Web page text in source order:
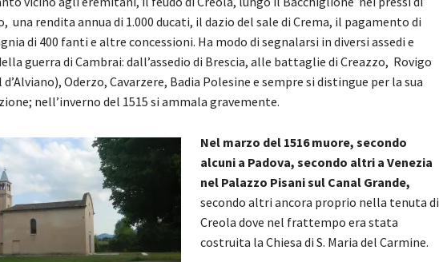
una rendita annua di 1.000 ducati, il dazio del sale di Crema, il pagamento di
di 400 fanti e altre concessioni. Ha modo di segnalarsi in diversi assedi e
guerra di Cambrai: dall’assedio di Brescia, alle battaglie di Creazzo, Rovigo
Oderzo, Cavarzere, Badia Polesine e sempre si distingue per la sua
nell’inverno del 1515 si ammala gravemente.
Nel marzo del 1516 muore, secondo
alcuni a Padova, secondo altri a Venezia
nel Palazzo Pisani sul Canal Grande,
secondo altri ancora proprio nella tenuta di
Creola dove nel frattempo era stata
costruita la Chiesa di S. Maria del Carmine.